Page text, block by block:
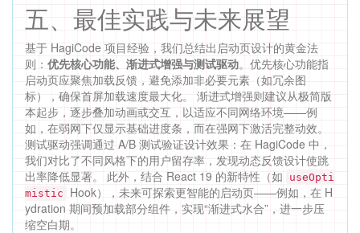
五、最佳实践与未来展望
基于 HagiCode 项目经验，我们总结出启动页设计的黄金法
则： 优先核心功能、渐进式增强与测试驱动。优先核心功能指
启动页应聚焦加载反馈，避免添加非必要元素（如冗余图
标），确保首屏加载速度最大化。 渐进式增强则建议从极简版
本起步，逐步叠加动画或交互，以适应不同网络环境——例
如，在弱网下仅显示基础进度条，而在强网下激活完整动效。
测试驱动强调通过 A/B 测试验证设计效果：在 HagiCode 中，
我们对比了不同风格下的用户留存率，发现动态反馈设计使跳
出率降低显著。 此外，结合 React 19 的新特性（如
useOpti
mistic
Hook），未来可探索更智能的启动页——例如，在 H
ydration 期间预加载部分组件，实现“渐进式水合”，进一步压
缩空白期。